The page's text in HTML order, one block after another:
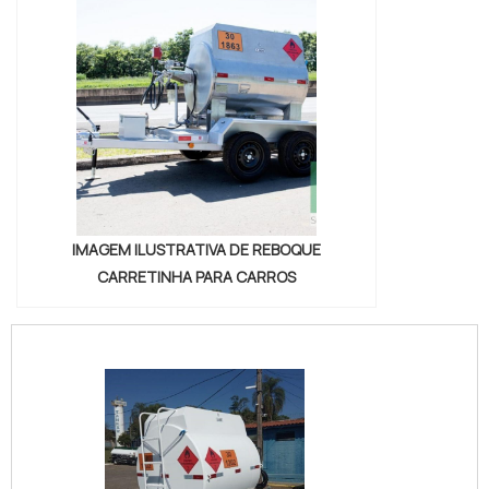
assistência eletrônica, configure o CAN-bus ou
use módulos compatíveis para evitar falhas. Em
cargas especiais, consulte acessórios testados,
como o suporte para UTV disponível em
para-utv, garantindo encaixe seguro e distribuição
correta do peso.
Checagens periódicas mantêm a integridade do
sistema: inspecione parafuso, buchas, soldas e
jogo axial antes de viagens longas. Calcule
gravidade baixo para melhorar estabilidade.
torque, lubrificar partes móveis e checar sinais de
corrosão — aumentam a seguranca e prolongam
vida útil do conjunto, prevenindo danos ao veiculo.
Confirme peso autorizado no manual do veículo
IMAGEM ILUSTRATIVA DE REBOQUE
CARRETINHA PARA CARROS